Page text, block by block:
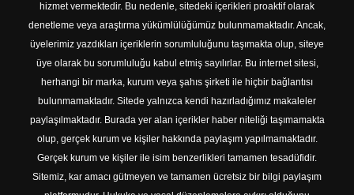
hizmet vermektedir. Bu nedenle, sitedeki içerikleri proaktif olarak
denetleme veya araştırma yükümlülüğümüz bulunmamaktadır. Ancak,
üyelerimiz yazdıkları içeriklerin sorumluluğunu taşımakta olup, siteye
üye olarak bu sorumluluğu kabul etmiş sayılırlar. Bu internet sitesi,
herhangi bir marka, kurum veya şahıs şirketi ile hiçbir bağlantısı
bulunmamaktadır. Sitede yalnızca kendi hazırladığımız makaleler
paylaşılmaktadır. Burada yer alan içerikler haber niteliği taşımamakta
olup, gerçek kurum ve kişiler hakkında paylaşım yapılmamaktadır.
Gerçek kurum ve kişiler ile isim benzerlikleri tamamen tesadüfidir.
Sitemiz, kar amacı gütmeyen ve tamamen ücretsiz bir bilgi paylaşım